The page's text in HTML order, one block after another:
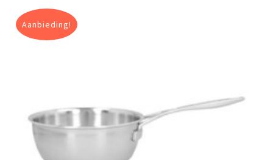
Aanbieding!